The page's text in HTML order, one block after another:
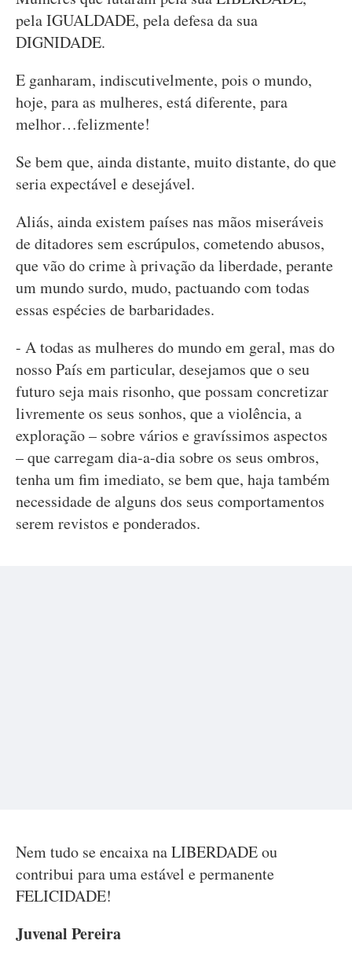
pela IGUALDADE, pela defesa da sua
DIGNIDADE.
E ganharam, indiscutivelmente, pois o mundo,
hoje, para as mulheres, está diferente, para
melhor…felizmente!
Se bem que, ainda distante, muito distante, do que
seria expectável e desejável.
Aliás, ainda existem países nas mãos miseráveis
de ditadores sem escrúpulos, cometendo abusos,
que vão do crime à privação da liberdade, perante
um mundo surdo, mudo, pactuando com todas
essas espécies de barbaridades.
- A todas as mulheres do mundo em geral, mas do
nosso País em particular, desejamos que o seu
futuro seja mais risonho, que possam concretizar
livremente os seus sonhos, que a violência, a
exploração – sobre vários e gravíssimos aspectos
– que carregam dia-a-dia sobre os seus ombros,
tenha um fim imediato, se bem que, haja também
necessidade de alguns dos seus comportamentos
serem revistos e ponderados.
Nem tudo se encaixa na LIBERDADE ou
contribui para uma estável e permanente
FELICIDADE!
Juvenal Pereira